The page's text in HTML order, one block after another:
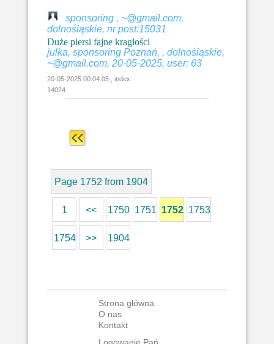
sponsoring , ~@gmail.com,
dolnośląskie, nr post:15031
Duże piersi fajne kragłości
julka, sponsoring Poznań, , dolnośląskie,
~@gmail.com, 20-05-2025, user: 63
20-05-2025 00:04:05 , index:
14024
Page 1752 from 1904
1 << 1750 1751 1752 1753
1754 >> 1904
Strona główna
O nas
Kontakt